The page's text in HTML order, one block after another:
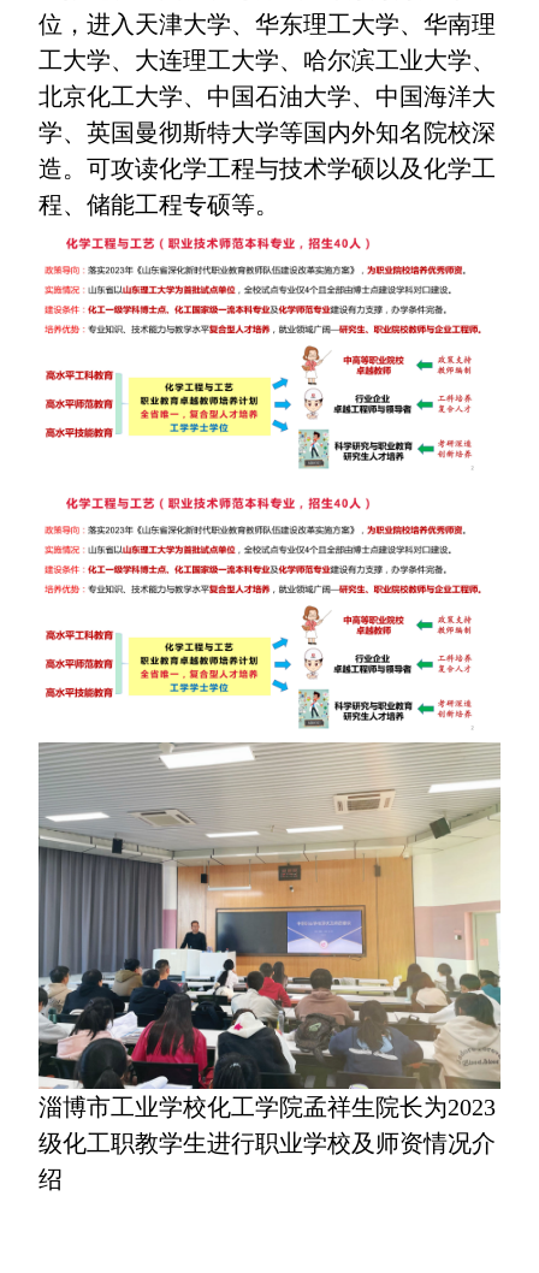
位，进入天津大学、华东理工大学、华南理
工大学、大连理工大学、哈尔滨工业大学、
北京化工大学、中国石油大学、中国海洋大
学、英国曼彻斯特大学等国内外知名院校深
造。可攻读化学工程与技术学硕以及化学工
程、储能工程专硕等。
淄博市工业学校化工学院孟祥生院长为2023
级化工职教学生进行职业学校及师资情况介
绍